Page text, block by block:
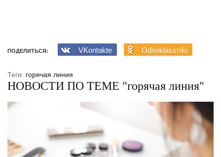
ПОДЕЛИТЬСЯ: VKontakte Odnoklassniki
Теги: горячая линия
НОВОСТИ ПО ТЕМЕ "горячая линия"